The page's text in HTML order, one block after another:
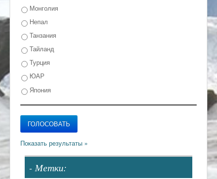
Монголия
Непал
Танзания
Тайланд
Турция
ЮАР
Япония
- Метки: